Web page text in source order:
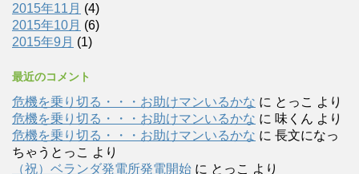
2015年11月 (4)
2015年10月 (6)
2015年9月 (1)
最近のコメント
危機を乗り切る・・・お助けマンいるかな に とっこ より
危機を乗り切る・・・お助けマンいるかな に 味くん より
危機を乗り切る・・・お助けマンいるかな に 長文になっ
ちゃうとっこ より
（祝）ベランダ発電所発電開始 に とっこ より